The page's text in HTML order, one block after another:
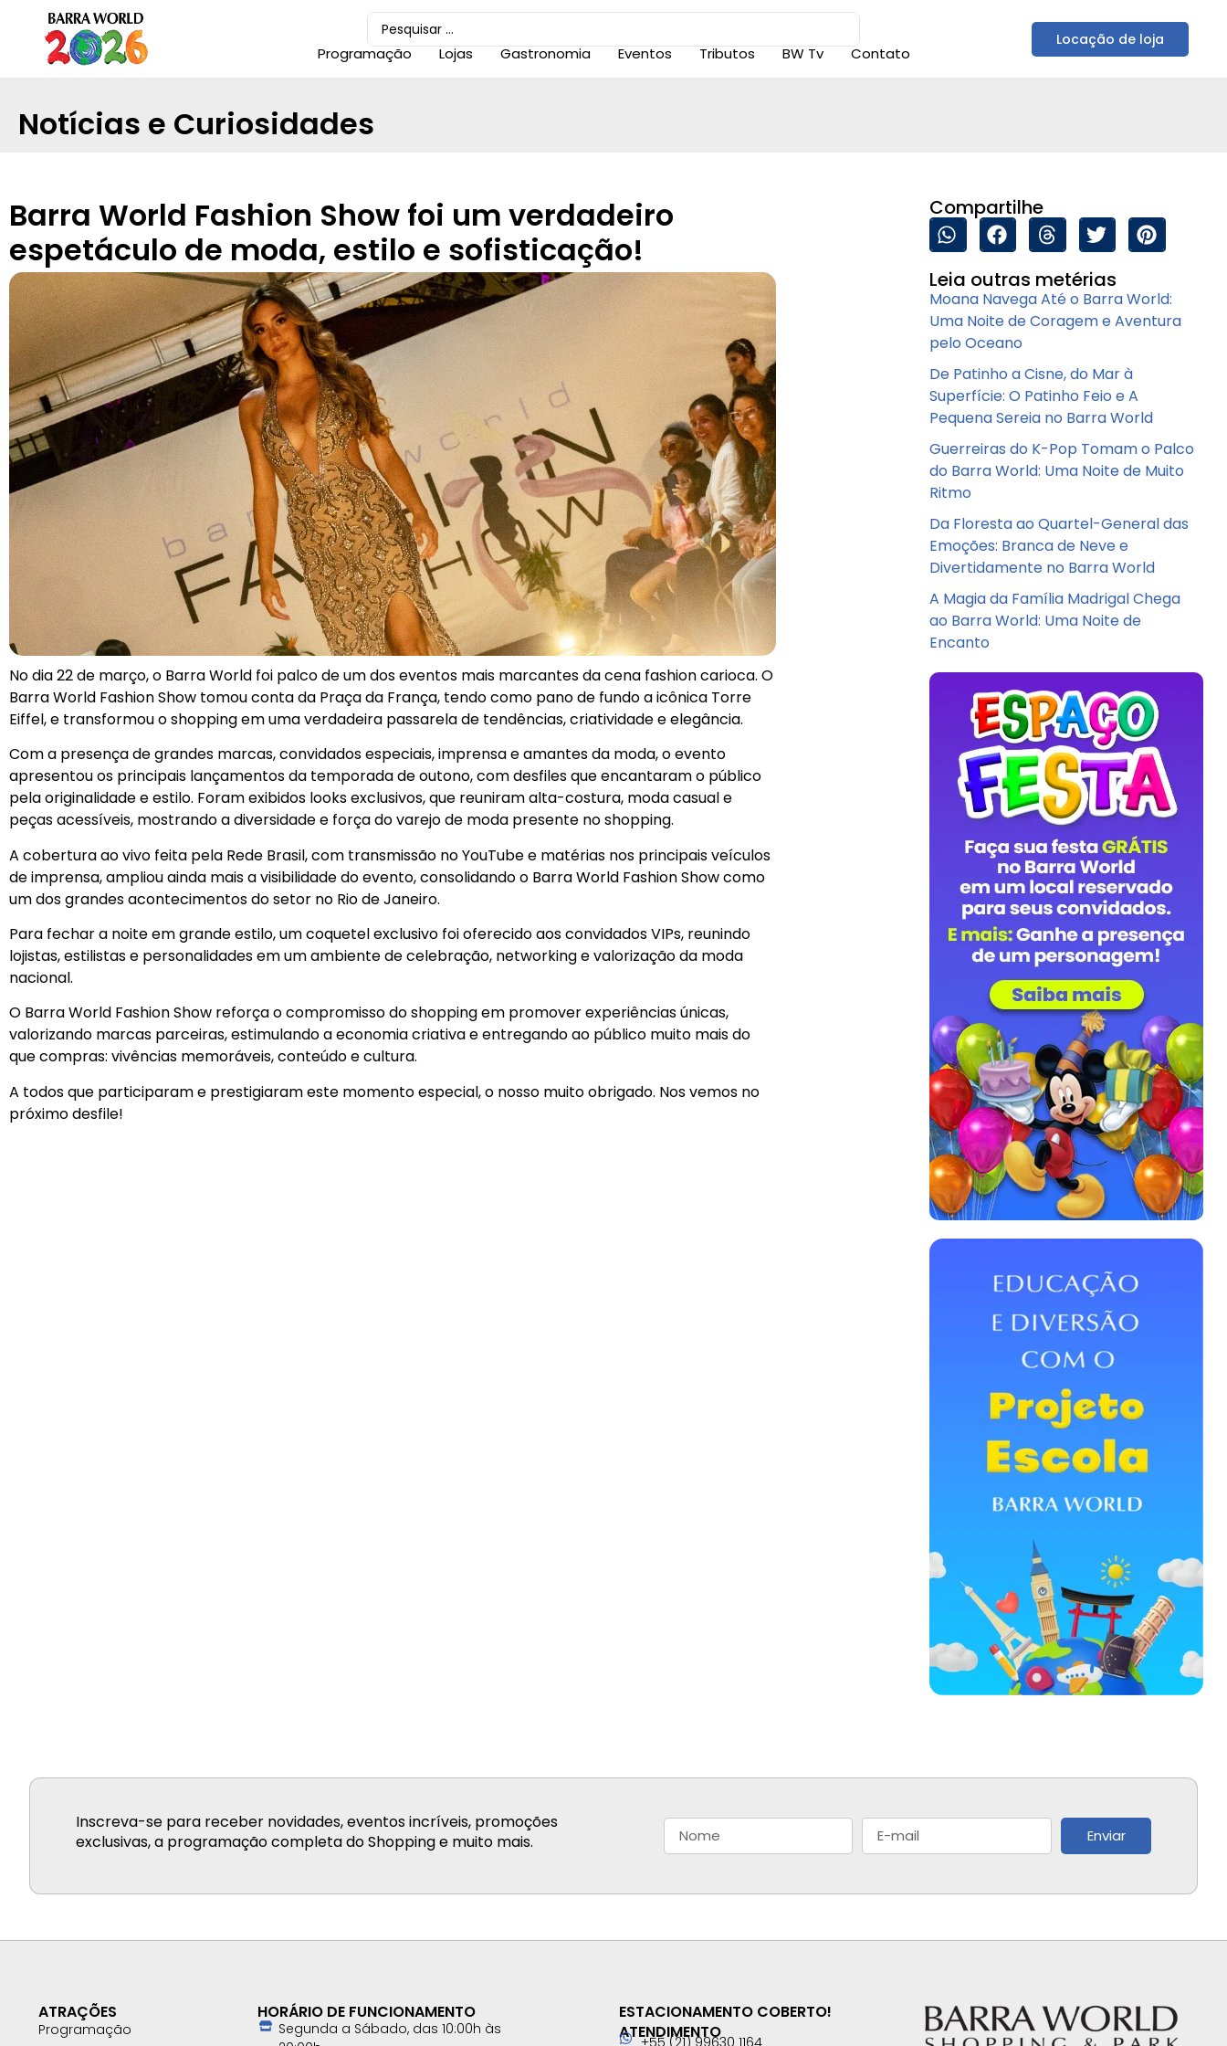
Programação Lojas Gastronomia Eventos Tributos BW Tv Contato
Locação de loja
Notícias e Curiosidades
Compartilhe
Leia outras metérias
Moana Navega Até o Barra World:
Uma Noite de Coragem e Aventura
pelo Oceano
De Patinho a Cisne, do Mar à
Superfície: O Patinho Feio e A
Pequena Sereia no Barra World
Guerreiras do K-Pop Tomam o Palco
do Barra World: Uma Noite de Muito
Ritmo
Da Floresta ao Quartel-General das
Emoções: Branca de Neve e
Divertidamente no Barra World
A Magia da Família Madrigal Chega
ao Barra World: Uma Noite de
Encanto
Barra World Fashion Show foi um verdadeiro
espetáculo de moda, estilo e sofisticação!
No dia 22 de março, o Barra World foi palco de um dos eventos mais marcantes da cena fashion carioca. O
Barra World Fashion Show tomou conta da Praça da França, tendo como pano de fundo a icônica Torre
Eiffel, e transformou o shopping em uma verdadeira passarela de tendências, criatividade e elegância.
Com a presença de grandes marcas, convidados especiais, imprensa e amantes da moda, o evento
apresentou os principais lançamentos da temporada de outono, com desfiles que encantaram o público
pela originalidade e estilo. Foram exibidos looks exclusivos, que reuniram alta-costura, moda casual e
peças acessíveis, mostrando a diversidade e força do varejo de moda presente no shopping.
A cobertura ao vivo feita pela Rede Brasil, com transmissão no YouTube e matérias nos principais veículos
de imprensa, ampliou ainda mais a visibilidade do evento, consolidando o Barra World Fashion Show como
um dos grandes acontecimentos do setor no Rio de Janeiro.
Para fechar a noite em grande estilo, um coquetel exclusivo foi oferecido aos convidados VIPs, reunindo
lojistas, estilistas e personalidades em um ambiente de celebração, networking e valorização da moda
nacional.
O Barra World Fashion Show reforça o compromisso do shopping em promover experiências únicas,
valorizando marcas parceiras, estimulando a economia criativa e entregando ao público muito mais do
que compras: vivências memoráveis, conteúdo e cultura.
A todos que participaram e prestigiaram este momento especial, o nosso muito obrigado. Nos vemos no
próximo desfile!
Inscreva-se para receber novidades, eventos incríveis, promoções
exclusivas, a programação completa do Shopping e muito mais.
Enviar
ATRAÇÕES
Programação
HORÁRIO DE FUNCIONAMENTO
Segunda a Sábado, das 10:00h às
ESTACIONAMENTO COBERTO!
ATENDIMENTO
+55 (21) 99630 1164